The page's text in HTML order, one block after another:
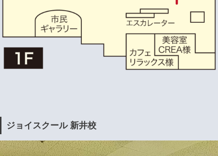
ジョイスクール 新井校